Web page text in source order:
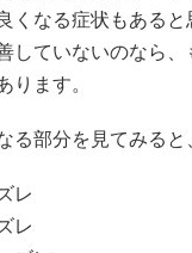
くなる症状もあると
していないのなら
ります。
る部分を見てみると
レ
レ